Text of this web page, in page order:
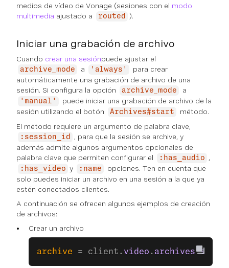
medios de vídeo de Vonage (sesiones con el modo
multimedia ajustado a routed ).
Iniciar una grabación de archivo
Cuando crear una sesiónpuede ajustar el
archive_mode a 'always'
para crear
automáticamente una grabación de archivo de una
sesión. Si configura la opción
archive_mode a
'manual'
puede iniciar una grabación de archivo de la
sesión utilizando el botón
Archives#start
método.
El método requiere un argumento de palabra clave,
:session_id
, para que la sesión se archive, y
además admite algunos argumentos opcionales de
palabra clave que permiten configurar el
:has_audio ,
:has_video y :name
opciones. Ten en cuenta que
solo puedes iniciar un archivo en una sesión a la que ya
estén conectados clientes.
A continuación se ofrecen algunos ejemplos de creación
de archivos:
Crear un archivo
archive = client. video . archives.start